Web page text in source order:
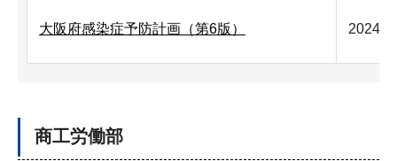
大阪府感染症予防計画（第6版） 2024
商工労働部